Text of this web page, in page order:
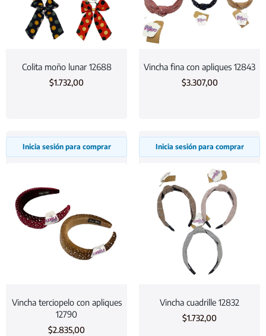
Colita moño lunar 12688
$1.732,00
Vincha fina con apliques 12843
$3.307,00
Inicia sesión para comprar
Vincha terciopelo con apliques
12790
$2.835,00
Inicia sesión para comprar
Vincha cuadrille 12832
$1.732,00